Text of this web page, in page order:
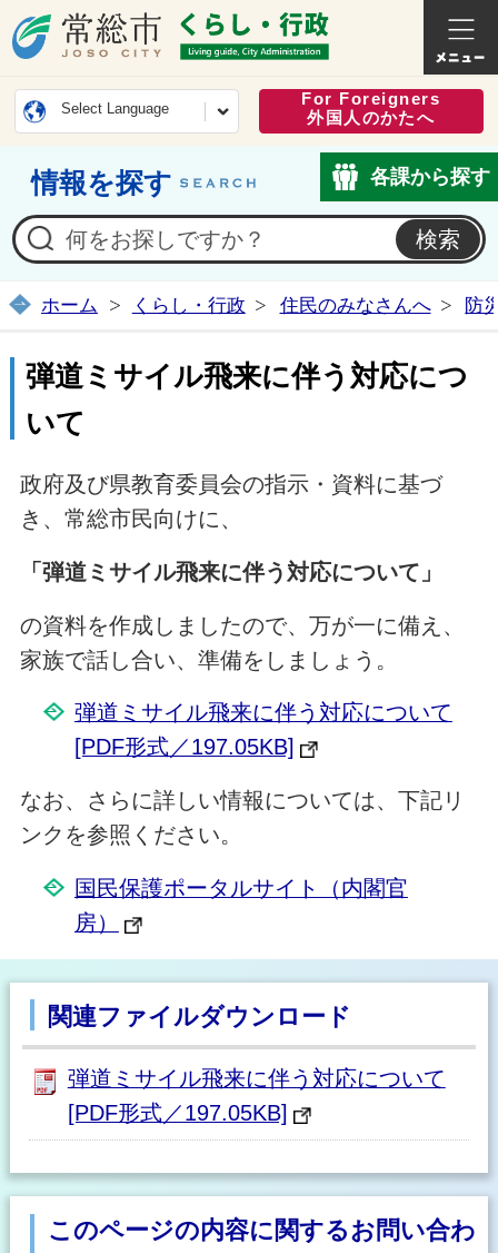
常総市公式ホームページ
くらし
Select Language
For Foreigners
外国人のかたへ
情報を探す 各課から探す
ホーム くらし・行政 住民のみなさんへ 防
弾道ミサイル飛来に伴う対応につ
いて
政府及び県教育委員会の指示・資料に基づ
き、常総市民向けに、
「弾道ミサイル飛来に伴う対応について」
の資料を作成しましたので、万が一に備え、
家族で話し合い、準備をしましょう。
弾道ミサイル飛来に伴う対応について
[PDF形式／197.05KB]
なお、さらに詳しい情報については、下記リ
ンクを参照ください。
国民保護ポータルサイト（内閣官
房）
関連ファイルダウンロード
弾道ミサイル飛来に伴う対応について
[PDF形式／197.05KB]
このページの内容に関するお問い合わ